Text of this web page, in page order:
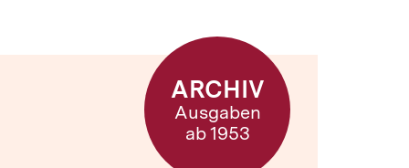
ARCHIV
Ausgaben
ab 1953